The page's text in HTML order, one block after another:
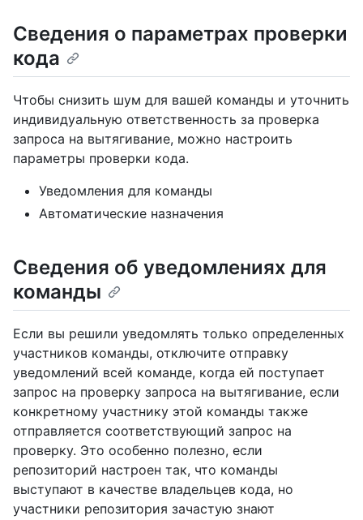
Сведения о параметрах проверки
кода
Чтобы снизить шум для вашей команды и уточнить
индивидуальную ответственность за проверка
запроса на вытягивание, можно настроить
параметры проверки кода.
Уведомления для команды
Автоматические назначения
Сведения об уведомлениях для
команды
Если вы решили уведомлять только определенных
участников команды, отключите отправку
уведомлений всей команде, когда ей поступает
запрос на проверку запроса на вытягивание, если
конкретному участнику этой команды также
отправляется соответствующий запрос на
проверку. Это особенно полезно, если
репозиторий настроен так, что команды
выступают в качестве владельцев кода, но
участники репозитория зачастую знают